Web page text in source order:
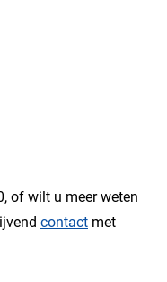
of wilt u meer weten
contact met